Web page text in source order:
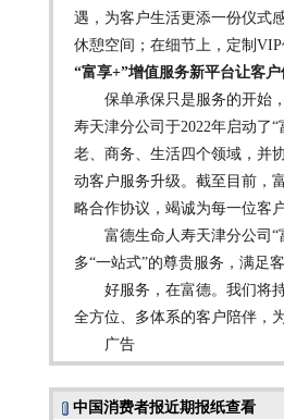
遇，为客户生活更添一份仪式
休憩空间；在细节上，定制
“富享+”增值服务新平台让客
保单承保只是服务的开始，
寿天津分公司于2022年启动了
老、商务、生活四个领域，并
动客户服务升级。截至目前，
略合作协议，竭诚为每一位客
富德生命人寿天津分公司“
多“一站式”的尊贵服务，满足
好服务，在富德。我们将持
全方位、多体系的客户陪伴，
广告
中国消费者报近期报纸查看